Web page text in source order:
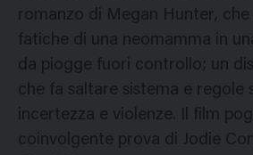
romanzo di Megan Hunter,
fatiche di una neomamma in
da piogge fuori controllo; un
che fa saltare sistema e regole
incertezza e violenze. Il film
coinvolgente prova di Jodie